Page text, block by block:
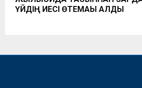
ҮЙДІҢ ИЕСІ ӨТЕМАҚЫ АЛДЫ